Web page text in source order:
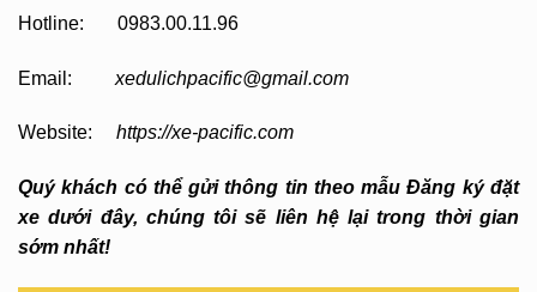
Hotline: 0983.00.11.96
Email: xedulichpacific@gmail.com
Website: https://xe-pacific.com
Quý khách có thể gửi thông tin theo mẫu Đăng ký đặt
xe dưới đây, chúng tôi sẽ liên hệ lại trong thời gian
sớm nhất!